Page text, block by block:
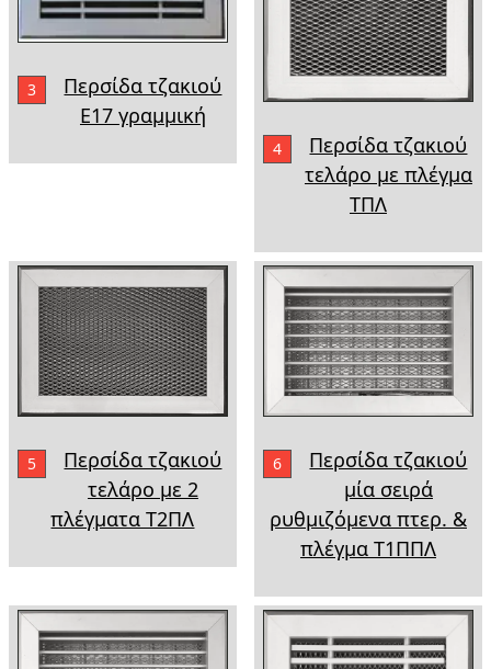
3
Περσίδα τζακιού
Ε17 γραμμική
4
Περσίδα τζακιού
τελάρο με πλέγμα
ΤΠΛ
5
Περσίδα τζακιού
τελάρο με 2
πλέγματα Τ2ΠΛ
6
Περσίδα τζακιού
μία σειρά
ρυθμιζόμενα πτερ. &
πλέγμα Τ1ΠΠΛ